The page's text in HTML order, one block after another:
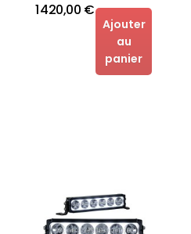
1 420,00 €
Ajouter
au
panier